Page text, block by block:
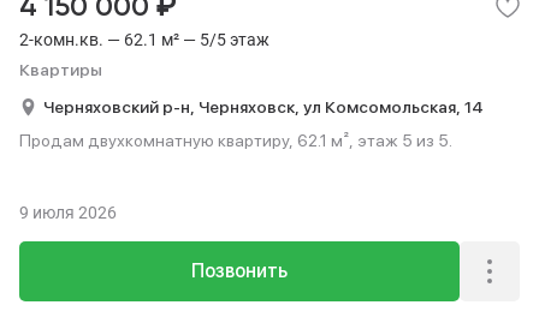
2-комн.кв. — 62.1 м² — 5/5 этаж
Квартиры
4 150 000
Черняховский р-н, Черняховск, ул Комсомольская, 14
Продам двухкомнатную квартиру, 62.1 м², этаж 5 из 5.
Позвонить
9 июля 2026